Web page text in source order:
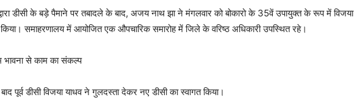
डीसी के बड़े पैमाने पर तबादले के बाद, अजय नाथ झा ने मंगलवार को बोकारो के 35वें उपायुक्त के रूप में विजया
समाहरणालय में आयोजित एक औपचारिक समारोह में जिले के वरिष्ठ अधिकारी उपस्थित रहे।
भावना से काम का संकल्प
पूर्व डीसी विजया याधव ने गुलदस्ता देकर नए डीसी का स्वागत किया।